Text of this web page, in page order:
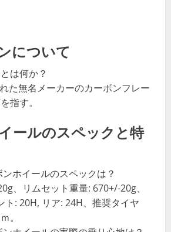
について
は何か？
た無名メーカーのカーボンフレー
指す。
ールのスペックと特
ホイールのスペックは？
、リムセット重量: 670+/-20g、
ト: 20H, リア: 24H、推奨タイヤ
。